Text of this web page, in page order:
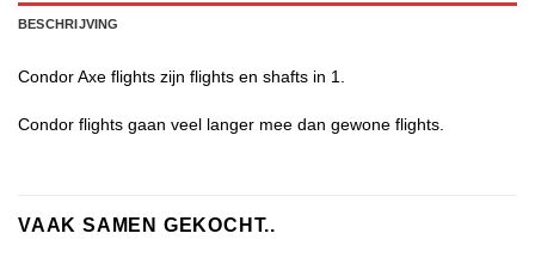
BESCHRIJVING
Condor Axe flights zijn flights en shafts in 1.
Condor flights gaan veel langer mee dan gewone flights.
VAAK SAMEN GEKOCHT..